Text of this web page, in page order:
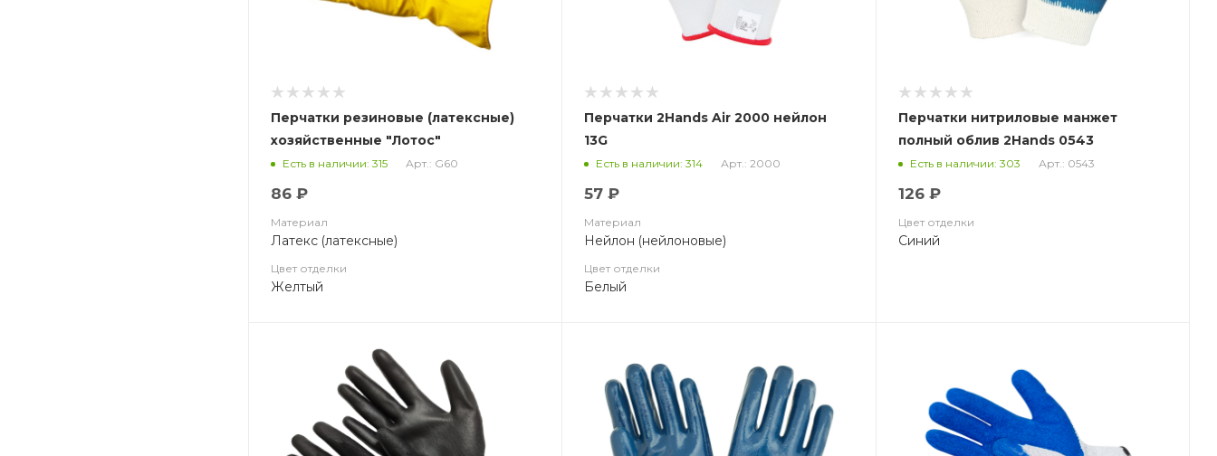
Перчатки резиновые (латексные)
хозяйственные "Лотос"
Есть в наличии: 315 Арт.: G60
86 ₽
Материал
Латекс (латексные)
Цвет отделки
Желтый
Перчатки 2Hands Air 2000 нейлон
13G
Есть в наличии: 314 Арт.: 2000
57 ₽
Материал
Нейлон (нейлоновые)
Цвет отделки
Белый
Перчатки нитриловые манжет
полный облив 2Hands 0543
Есть в наличии: 303 Арт.: 0543
126 ₽
Цвет отделки
Синий